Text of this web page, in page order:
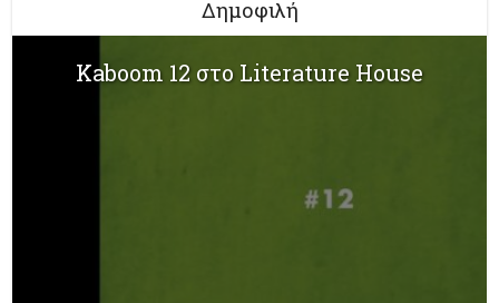
Δημοφιλή
Kaboom 12 στο Literature House